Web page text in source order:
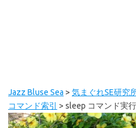
Jazz Bluse Sea > 気まぐれSE研究
コマンド索引
> sleep コマンド実